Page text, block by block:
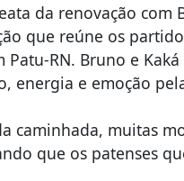
da renovação com
que reúne os
Patu-RN. Bruno e
energia e emoção
caminhada, muitas
que os patenses